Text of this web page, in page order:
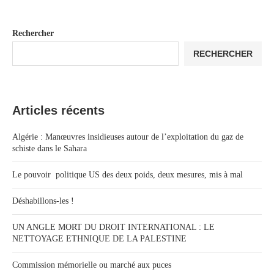
Rechercher
RECHERCHER
Articles récents
Algérie : Manœuvres insidieuses autour de l’exploitation du gaz de
schiste dans le Sahara
Le pouvoir politique US des deux poids, deux mesures, mis à mal
Déshabillons-les !
UN ANGLE MORT DU DROIT INTERNATIONAL : LE
NETTOYAGE ETHNIQUE DE LA PALESTINE
Commission mémorielle ou marché aux puces